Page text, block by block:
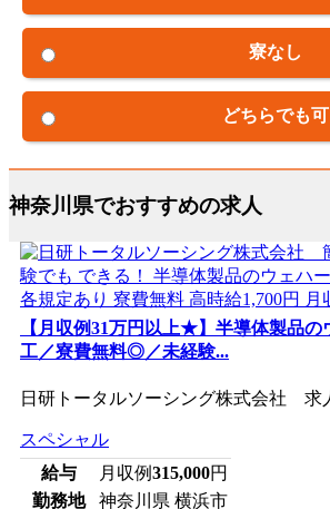
寮なし
どちらでも可
神奈川県でおすすめの求人
【月収例31万円以上★】半導体製品の
工／寮費無料◎／未経験...
日研トータルソーシング株式会社 求
スペシャル
給与
月収例315,000円
勤務地
神奈川県 横浜市